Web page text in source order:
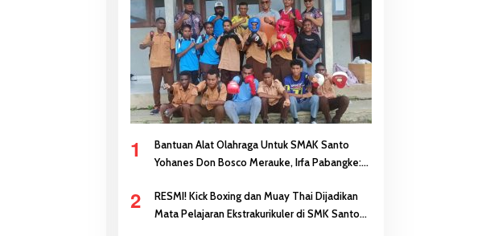
1
Bantuan Alat Olahraga Untuk SMAK Santo
Yohanes Don Bosco Merauke, Irfa Pabangke:
2
RESMI! Kick Boxing dan Muay Thai Dijadikan
Mata Pelajaran Ekstrakurikuler di SMK Santo